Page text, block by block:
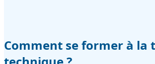
Comment se former à la